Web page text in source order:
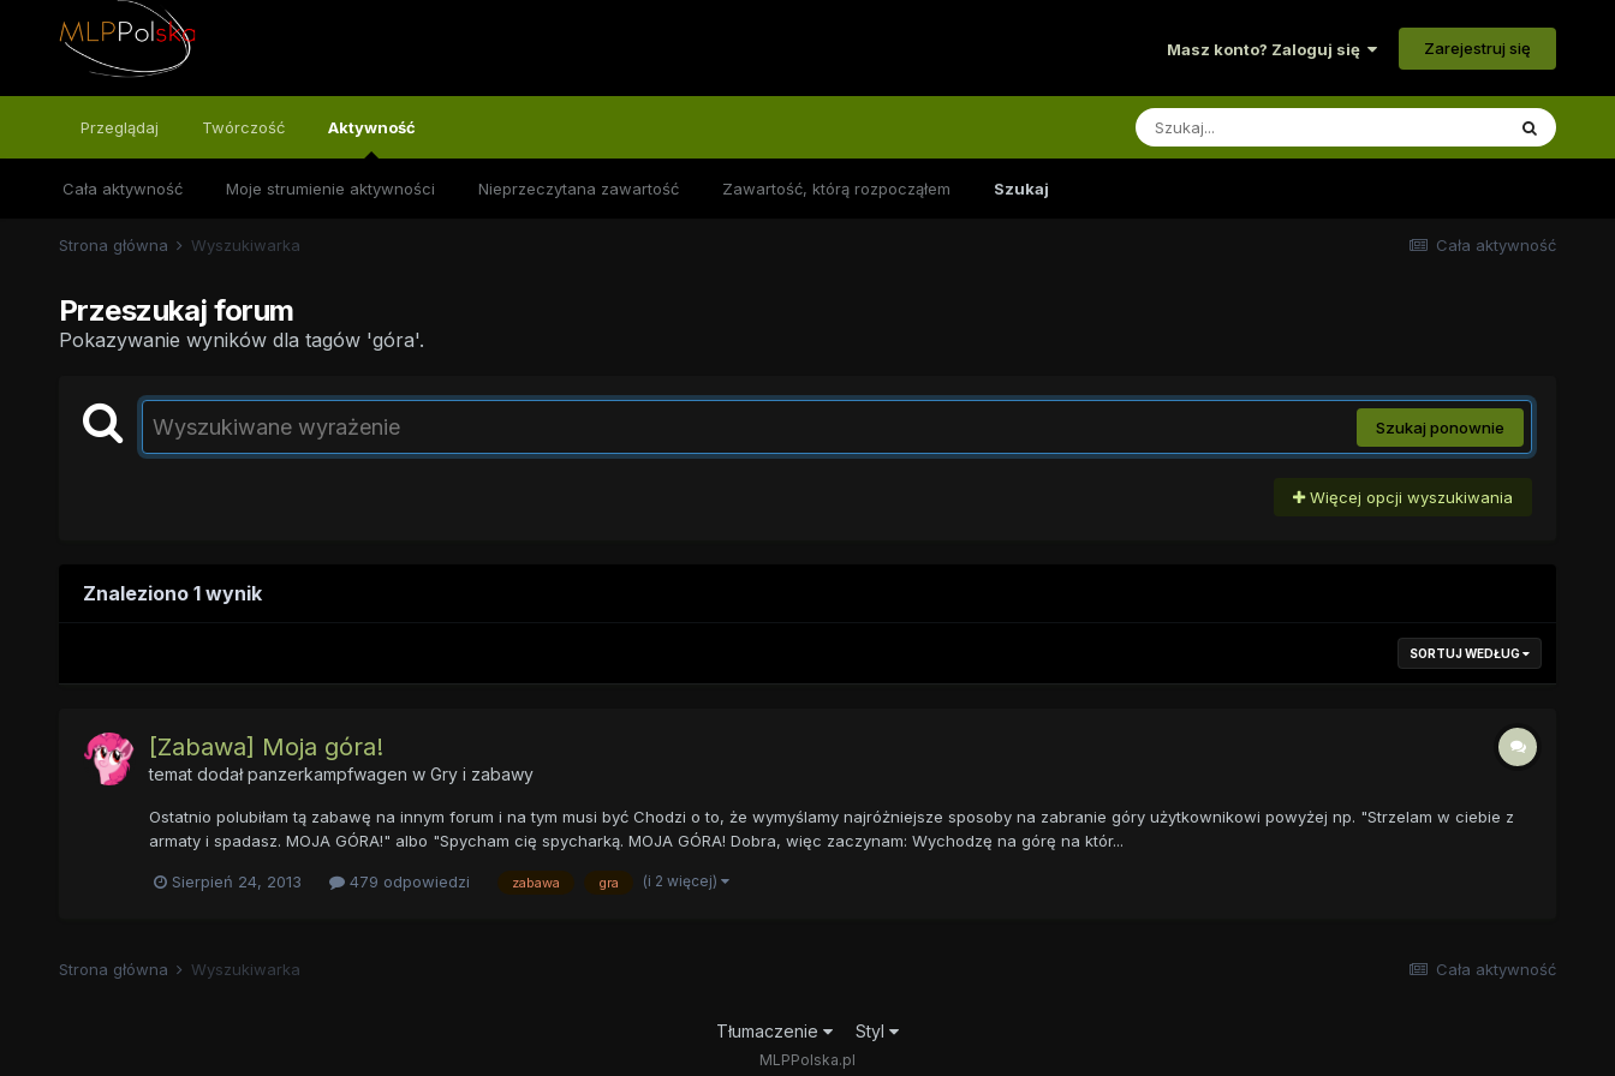
Masz konto? Zaloguj się Zarejestruj się
Przeglądaj Twórczość Aktywność
Cała aktywność Moje strumienie aktywności Nieprzeczytana zawartość Zawartość, którą rozpocząłem Szukaj
Cała aktywność
Strona główna Wyszukiwarka
Przeszukaj forum
Pokazywanie wyników dla tagów 'góra'.
Szukaj ponownie
Więcej opcji wyszukiwania
Znaleziono 1 wynik
SORTUJ WEDŁUG
[Zabawa] Moja góra!
temat dodałpanzerkampfwagen w Gry i zabawy
Ostatnio polubiłam tą zabawę na innym forum i na tym musi być Chodzi o to, że wymyślamy najróżniejsze sposoby na zabranie góry użytkownikowi powyżej np. "Strzelam w ciebie z
armaty i spadasz. MOJA GÓRA!" albo "Spycham cię spycharką. MOJA GÓRA! Dobra, więc zaczynam: Wychodzę na górę na któr...
Sierpień 24, 2013 479 odpowiedzi zabawa gra (i 2 więcej)
Cała aktywność
Strona główna Wyszukiwarka
Tłumaczenie Styl
MLPPolska.pl